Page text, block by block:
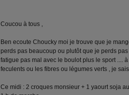
Coucou à tous ,
Ben ecoute Choucky moi je trouve que je
perds pas beaucoup ou plutôt que je perds
fatigue pas mal avec le boulot plus le sport ....
feculents ou les fibres ou légumes verts , je
Ce midi : 2 croques monsieur + 1 yaourt soja